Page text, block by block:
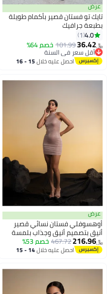
عرض
تايك تو فستان قصير بأكمام طويلة
بطبعة جرافيك
4.0
1
﷼‏36.42
101.99خصم 64%
أقل سعر في السنة
أقل سعر في السنة
احصل عليه خلال 15 - 16
عرض
أوهسوفلي فستان نسائي قصير
أنيق بتصميم أنيق وجذاب بلمسة
عصرية وجودة عالية مثالي للإطلالات
الكاجوال والمناسبات الاجتماعية
﷼‏216.96
467.72خصم 53%
احصل عليه خلال 14 - 15